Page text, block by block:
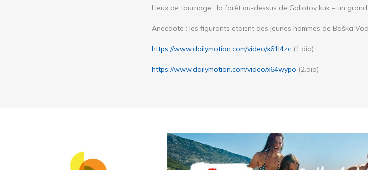
Lieux de tournage : la forêt au-dessus de Galiotov kuk – un
Anecdote : les figurants étaient des jeunes hommes de Baška
https://www.dailymotion.com/video/x61l4zc (1.dio)
https://www.dailymotion.com/video/x64wypo (2.dio)